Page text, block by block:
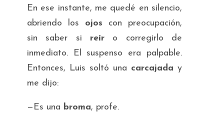
En ese instante, me quedé en silencio,
abriendo los ojos con preocupación,
sin saber si reír o corregirlo de
inmediato. El suspenso era palpable.
Entonces, Luis soltó una carcajada y
me dijo:
—Es una broma, profe.